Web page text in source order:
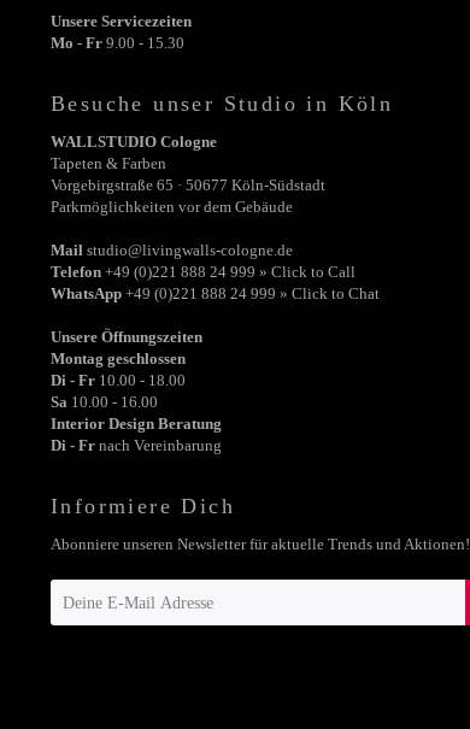
Unsere Servicezeiten
Mo - Fr 9.00 - 15.30
Besuche unser Studio in Köln
WALLSTUDIO Cologne
Tapeten & Farben
Vorgebirgstraße 65 · 50677 Köln-Südstadt
Parkmöglichkeiten vor dem Gebäude
Mail studio@livingwalls-cologne.de
Telefon +49 (0)221 888 24 999 » Click to Call
WhatsApp +49 (0)221 888 24 999 » Click to Chat
Unsere Öffnungszeiten
Montag geschlossen
Di - Fr 10.00 - 18.00
Sa 10.00 - 16.00
Interior Design Beratung
Di - Fr nach Vereinbarung
Informiere Dich
Abonniere unseren Newsletter für aktuelle Trends und Aktionen!